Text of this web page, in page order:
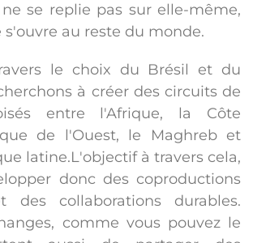
se replie pas sur elle-même,
au reste du monde.
le choix du Brésil et du
à créer des circuits de
entre l'Afrique, la Côte
de l'Ouest, le Maghreb et
latine.L'objectif à travers cela,
donc des coproductions
des collaborations durables.
comme vous pouvez le